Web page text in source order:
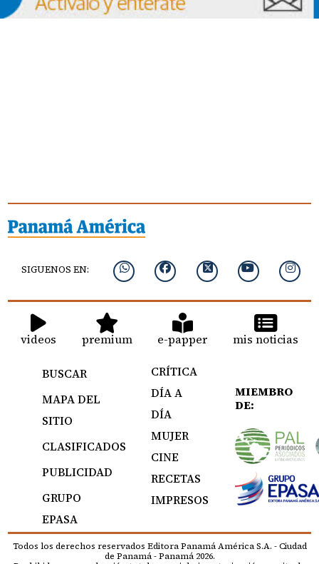
SIGUENOS EN:
videos premium e-papper mis noticias
BUSCAR
MAPA DEL
SITIO
CLASIFICADOS
PUBLICIDAD
GRUPO
EPASA
CRÍTICA
DÍA A
DÍA
MUJER
CINE
RECETAS
IMPRESOS
MIEMBRO
DE:
Todos los derechos reservados Editora Panamá América S.A. - Ciudad
de Panamá - Panamá 2026.